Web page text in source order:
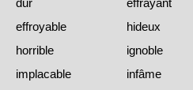
dur
effrayant
effroyable
hideux
horrible
ignoble
implacable
infâme